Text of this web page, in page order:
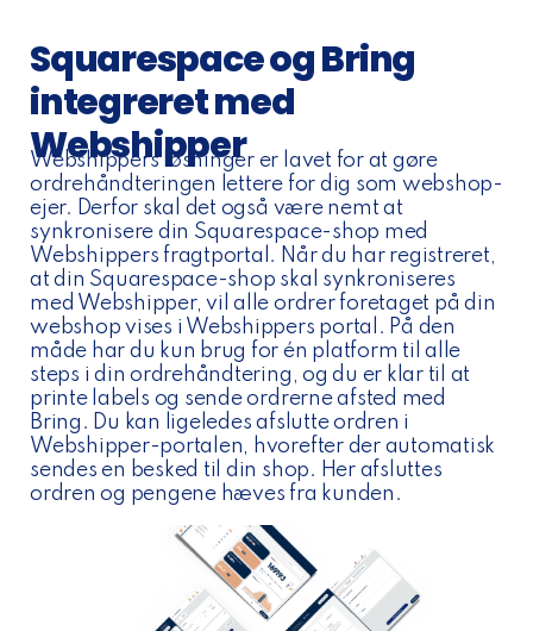
Squarespace og Bring
integreret med
Webshipper
Webshippers løsninger er lavet for at gøre
ordrehåndteringen lettere for dig som webshop-
ejer. Derfor skal det også være nemt at
synkronisere din Squarespace-shop med
Webshippers fragtportal. Når du har registreret,
at din Squarespace-shop skal synkroniseres
med Webshipper, vil alle ordrer foretaget på din
webshop vises i Webshippers portal. På den
måde har du kun brug for én platform til alle
steps i din ordrehåndtering, og du er klar til at
printe labels og sende ordrerne afsted med
Bring. Du kan ligeledes afslutte ordren i
Webshipper-portalen, hvorefter der automatisk
sendes en besked til din shop. Her afsluttes
ordren og pengene hæves fra kunden.